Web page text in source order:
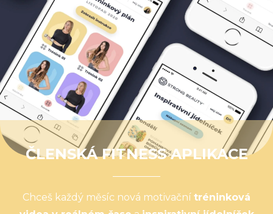
ČLENSKÁ FITNESS APLIKACE
Chceš každý měsíc nová motivační tréninková